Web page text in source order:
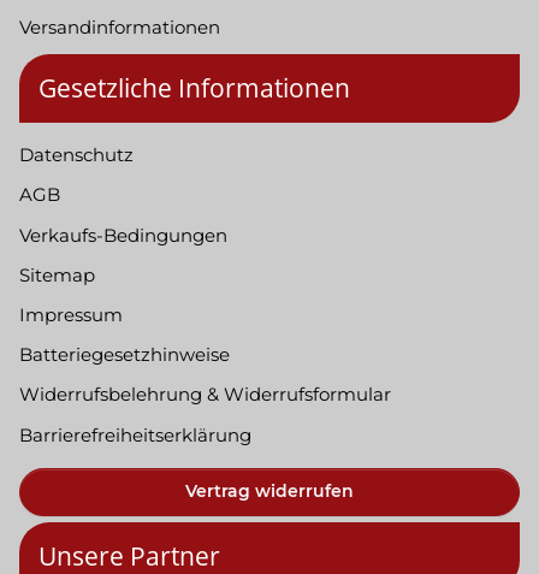
Versandinformationen
Gesetzliche Informationen
Datenschutz
AGB
Verkaufs-Bedingungen
Sitemap
Impressum
Batteriegesetzhinweise
Widerrufsbelehrung & Widerrufsformular
Barrierefreiheitserklärung
Vertrag widerrufen
Unsere Partner